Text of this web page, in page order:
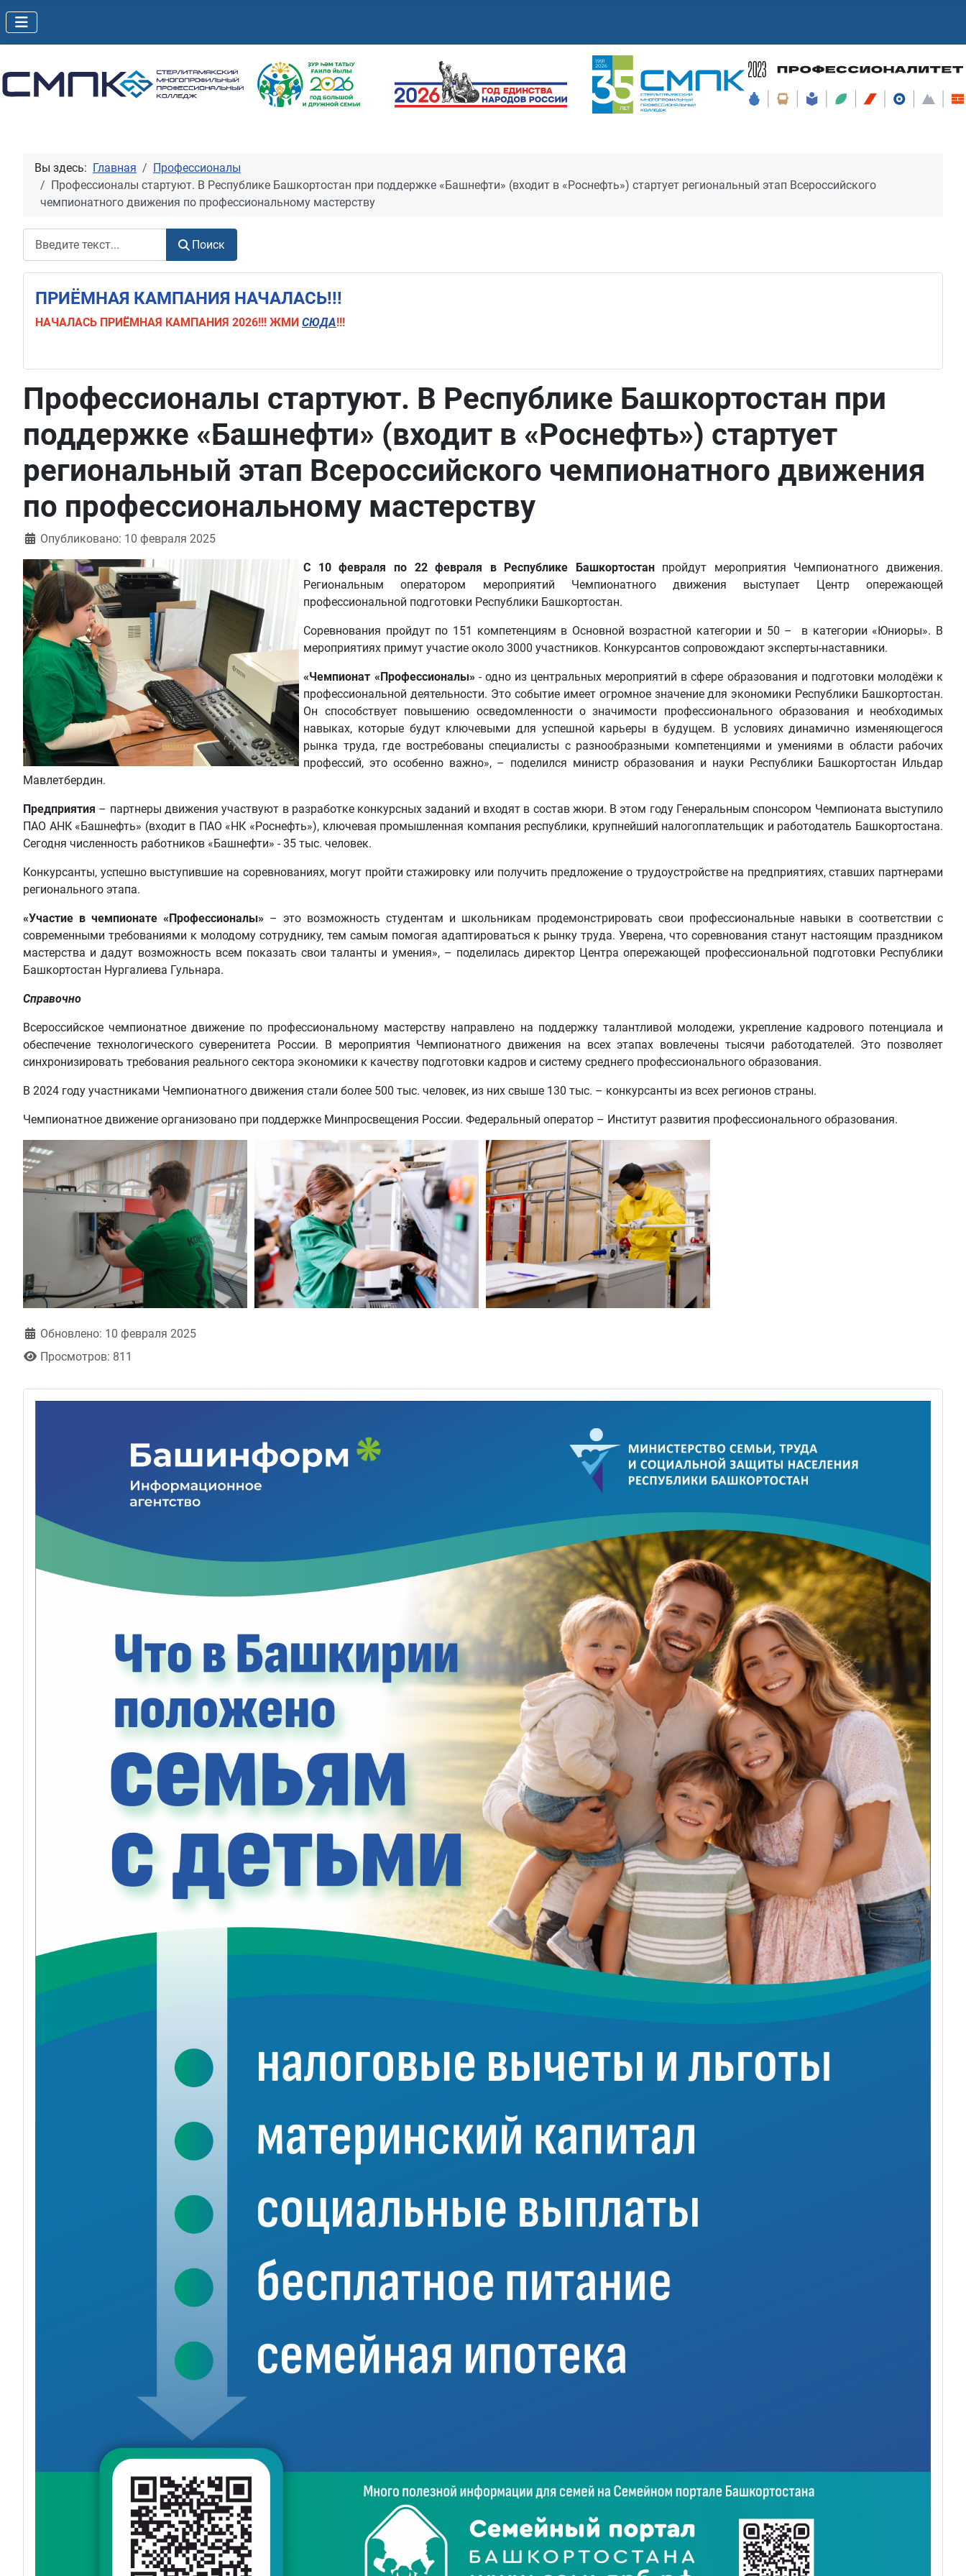
Вы здесь: Главная
Профессионалы
Профессионалы стартуют. В Республике Башкортостан при поддержке «Башнефти» (входит в «Роснефть») стартует региональный этап Всероссийского
чемпионатного движения по профессиональному мастерству
Поиск
ПРИЁМНАЯ КАМПАНИЯ НАЧАЛАСЬ!!!
НАЧАЛАСЬ ПРИЁМНАЯ КАМПАНИЯ 2026!!! ЖМИ СЮДА!!!
Профессионалы стартуют. В Республике Башкортостан при
поддержке «Башнефти» (входит в «Роснефть») стартует
региональный этап Всероссийского чемпионатного движения
по профессиональному мастерству
Информация о материале
Опубликовано: 10 февраля 2025
С 10 февраля по 22 февраля в Республике Башкортостанпройдут мероприятия Чемпионатного движения.
Региональным оператором мероприятий Чемпионатного движения выступает Центр опережающей
профессиональной подготовки Республики Башкортостан.
Соревнования пройдут по 151 компетенциям в Основной возрастной категории и 50 – в категории «Юниоры». В
мероприятиях примут участие около 3000 участников. Конкурсантов сопровождают эксперты-наставники.
«Чемпионат «Профессионалы»- одно из центральных мероприятий в сфере образования и подготовки молодёжи к
профессиональной деятельности. Это событие имеет огромное значение для экономики Республики Башкортостан.
Он способствует повышению осведомленности о значимости профессионального образования и необходимых
навыках, которые будут ключевыми для успешной карьеры в будущем. В условиях динамично изменяющегося
рынка труда, где востребованы специалисты с разнообразными компетенциями и умениями в области рабочих
профессий, это особенно важно», – поделился министр образования и науки Республики Башкортостан Ильдар
Мавлетбердин.
Предприятия – партнеры движения участвуют в разработке конкурсных заданий и входят в состав жюри. В этом году Генеральным спонсором Чемпионата выступило
ПАО АНК «Башнефть» (входит в ПАО «НК «Роснефть»), ключевая промышленная компания республики, крупнейший налогоплательщик и работодатель Башкортостана.
Сегодня численность работников «Башнефти» - 35 тыс. человек.
Конкурсанты, успешно выступившие на соревнованиях, могут пройти стажировку или получить предложение о трудоустройстве на предприятиях, ставших партнерами
регионального этапа.
«Участие в чемпионате « Профессионалы» – это возможность студентам и школьникам продемонстрировать свои профессиональные навыки в соответствии с
современными требованиями к молодому сотруднику, тем самым помогая адаптироваться к рынку труда. Уверена, что соревнования станут настоящим праздником
мастерства и дадут возможность всем показать свои таланты и умения», – поделилась директор Центра опережающей профессиональной подготовки Республики
Башкортостан Нургалиева Гульнара.
Справочно
Всероссийское чемпионатное движение по профессиональному мастерству направлено на поддержку талантливой молодежи, укрепление кадрового потенциала и
обеспечение технологического суверенитета России. В мероприятия Чемпионатного движения на всех этапах вовлечены тысячи работодателей. Это позволяет
синхронизировать требования реального сектора экономики к качеству подготовки кадров и систему среднего профессионального образования.
В 2024 году участниками Чемпионатного движения стали более 500 тыс. человек, из них свыше 130 тыс. – конкурсанты из всех регионов страны.
Чемпионатное движение организовано при поддержке Минпросвещения России. Федеральный оператор – Институт развития профессионального образования.
Обновлено: 10 февраля 2025
Просмотров: 811